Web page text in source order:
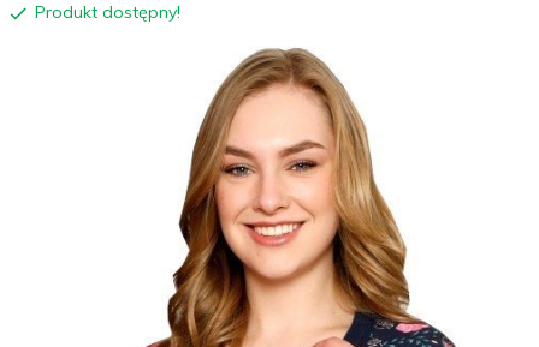
Produkt dostępny!